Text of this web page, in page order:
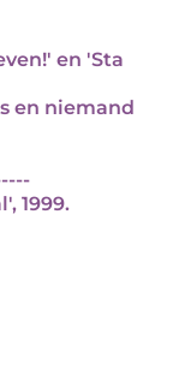
en 'Sta
en niemand
1999.